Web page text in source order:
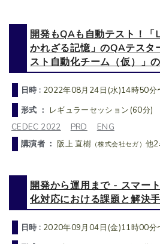
開発もQAも自動テスト！「
かれざる記憶」のQAテスタ
スト自動化チーム（仮）」
日時 : 2022年08月24日(水)14時50分
形式 ： レギュラーセッション(60分)
CEDEC 2022
PRD
ENG
講演者 ：阪上 直樹 （株式会社セガ） 他2
開発から運用まで - スマー
化対応における課題と解決
日時 : 2020年09月04日(金)11時00分